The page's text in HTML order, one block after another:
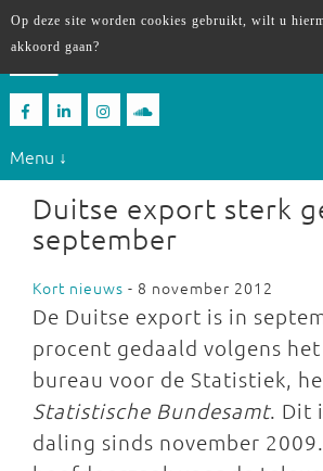
Menu ↓
Duitse export sterk
september
Kort nieuws - 8 november 2012
De Duitse export is in
procent gedaald volgens
bureau voor de Statistiek,
Statistische Bundesamt. Dit
daling sinds november
Op deze site worden cookies gebruikt, wilt u
akkoord gaan?